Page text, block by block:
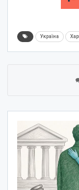
Україна